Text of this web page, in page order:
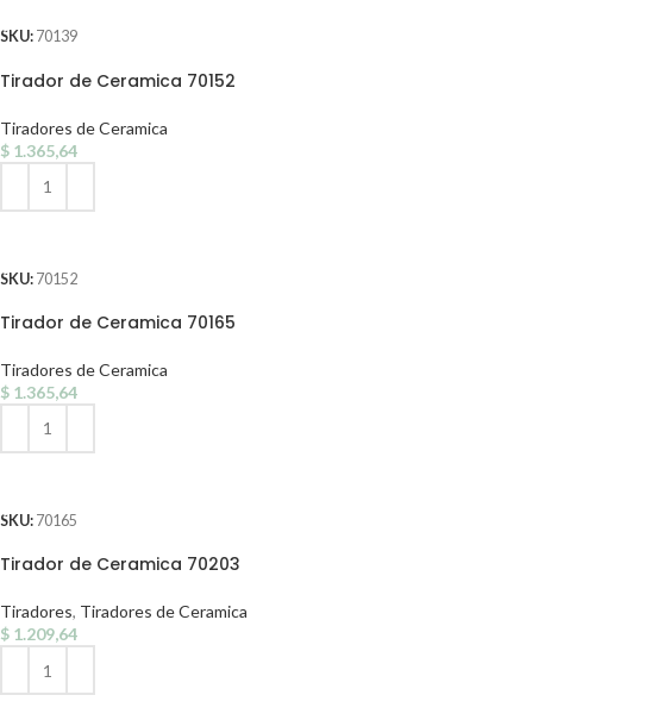
SKU: 70139
Tirador de Ceramica 70152
Tiradores de Ceramica
$ 1.365,64
SKU: 70152
Tirador de Ceramica 70165
Tiradores de Ceramica
$ 1.365,64
SKU: 70165
Tirador de Ceramica 70203
Tiradores, Tiradores de Ceramica
$ 1.209,64